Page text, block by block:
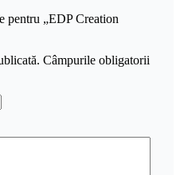
pentru „EDP Creation
Câmpurile obligatorii